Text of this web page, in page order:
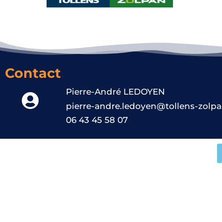
Contact
Pierre-André LEDOYEN
pierre-andre.ledoyen@tollens-
06 43 45 58 07